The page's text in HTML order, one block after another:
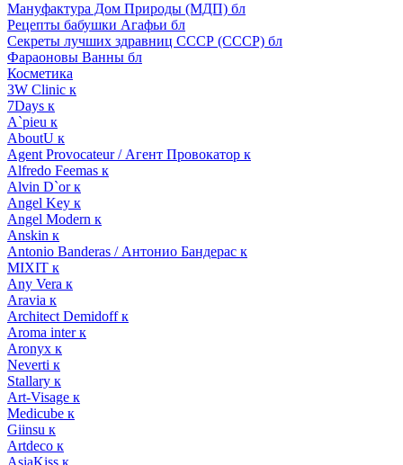
Мануфактура Дом Природы (МДП) бл
Рецепты бабушки Агафьи бл
Секреты лучших здравниц СССР (СССР) бл
Фараоновы Ванны бл
Косметика
3W Clinic к
7Days к
A`pieu к
AboutU к
Agent Provocateur / Агент Провокатор к
Alfredo Feemas к
Alvin D`or к
Angel Key к
Angel Modern к
Anskin к
Antonio Banderas / Антонио Бандерас к
MIXIT к
Any Vera к
Aravia к
Architect Demidoff к
Aroma inter к
Aronyx к
Neverti к
Stallary к
Art-Visage к
Medicube к
Giinsu к
Artdeco к